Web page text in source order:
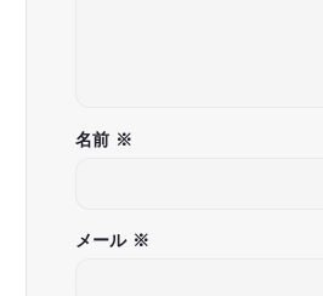
名前 ※
メール ※